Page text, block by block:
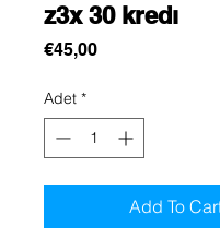
z3x 30 kredı
€45,00Fiyat
Adet *
Add To